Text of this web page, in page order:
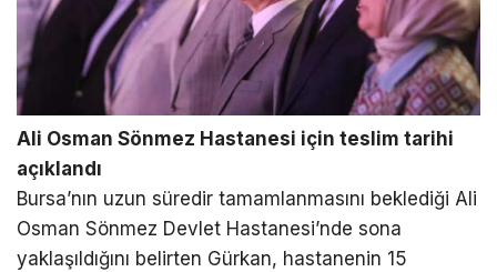
Ali Osman Sönmez Hastanesi için teslim tarihi
açıklandı
Bursa’nın uzun süredir tamamlanmasını beklediği Ali
Osman Sönmez Devlet Hastanesi’nde sona
yaklaşıldığını belirten Gürkan, hastanenin 15